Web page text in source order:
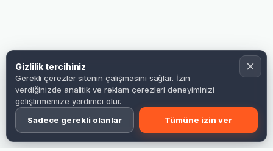
Gizlilik tercihiniz
Gerekli çerezler sitenin çalışmasını sağlar. İzin
verdiğinizde analitik ve reklam çerezleri deneyiminizi
geliştirmemize yardımcı olur.
Sadece gerekli olanlar
Tümüne izin ver